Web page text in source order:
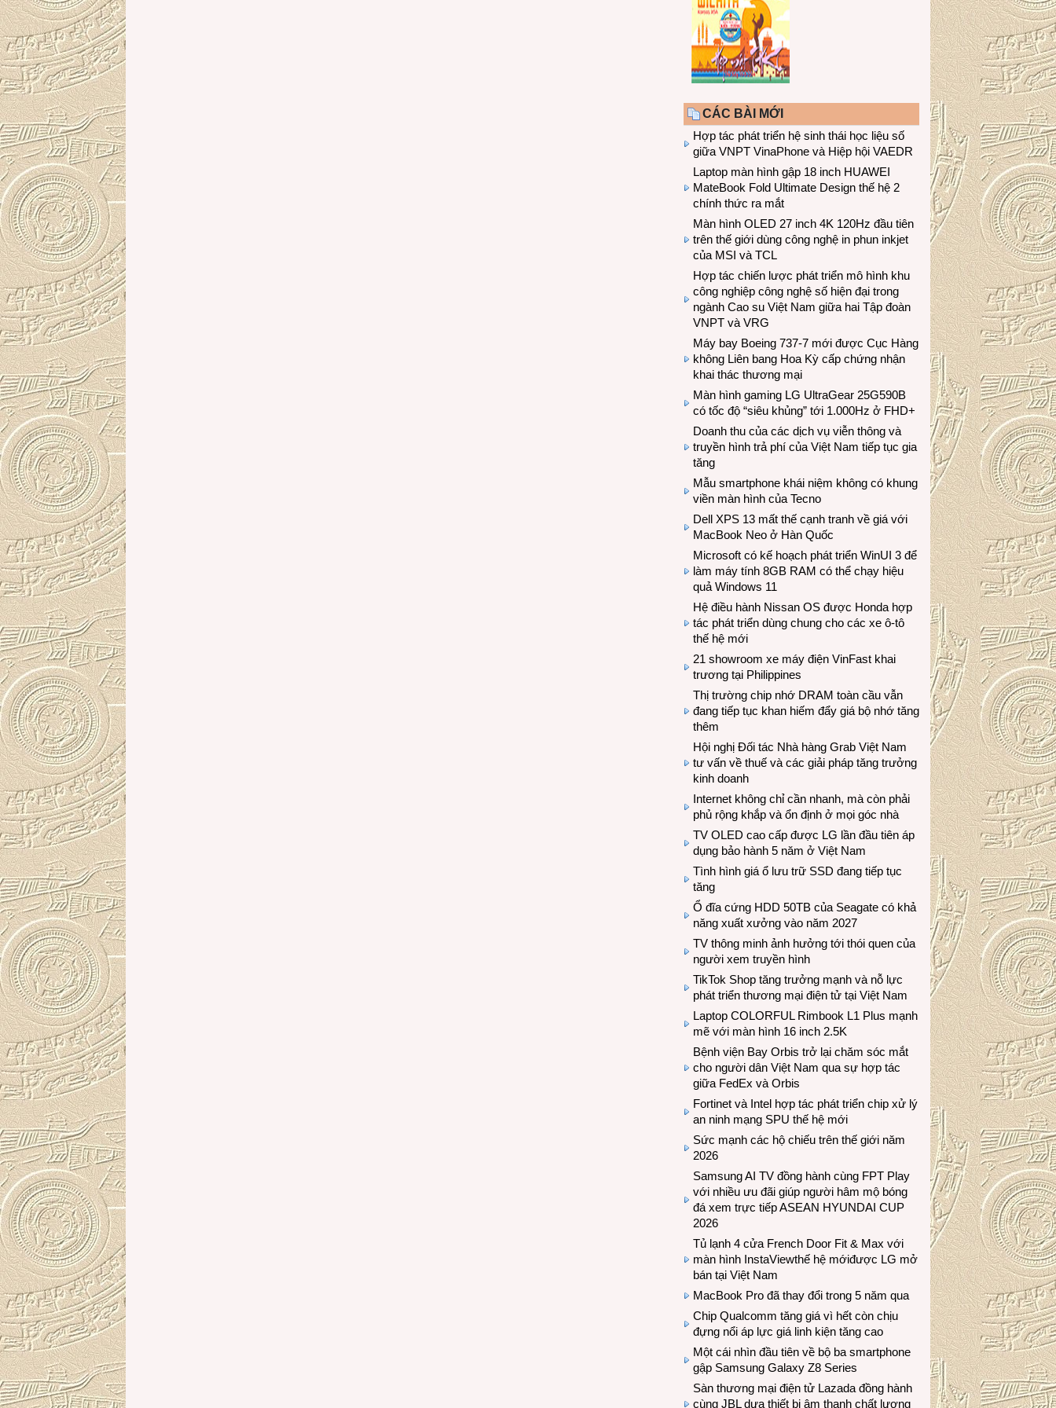
CÁC BÀI MỚI
Hợp tác phát triển hệ sinh thái học liệu số
giữa VNPT VinaPhone và Hiệp hội VAEDR
Laptop màn hình gập 18 inch HUAWEI
MateBook Fold Ultimate Design thế hệ 2
chính thức ra mắt
Màn hình OLED 27 inch 4K 120Hz đầu tiên
trên thế giới dùng công nghệ in phun inkjet
của MSI và TCL
Hợp tác chiến lược phát triển mô hình khu
công nghiệp công nghệ số hiện đại trong
ngành Cao su Việt Nam giữa hai Tập đoàn
VNPT và VRG
Máy bay Boeing 737-7 mới được Cục Hàng
không Liên bang Hoa Kỳ cấp chứng nhận
khai thác thương mại
Màn hình gaming LG UltraGear 25G590B
có tốc độ “siêu khủng” tới 1.000Hz ở FHD+
Doanh thu của các dịch vụ viễn thông và
truyền hình trả phí của Việt Nam tiếp tục gia
tăng
Mẫu smartphone khái niệm không có khung
viền màn hình của Tecno
Dell XPS 13 mất thế cạnh tranh về giá với
MacBook Neo ở Hàn Quốc
Microsoft có kế hoạch phát triển WinUI 3 để
làm máy tính 8GB RAM có thể chạy hiệu
quả Windows 11
Hệ điều hành Nissan OS được Honda hợp
tác phát triển dùng chung cho các xe ô-tô
thế hệ mới
21 showroom xe máy điện VinFast khai
trương tại Philippines
Thị trường chip nhớ DRAM toàn cầu vẫn
đang tiếp tục khan hiếm đẩy giá bộ nhớ tăng
thêm
Hội nghị Đối tác Nhà hàng Grab Việt Nam
tư vấn về thuế và các giải pháp tăng trưởng
kinh doanh
Internet không chỉ cần nhanh, mà còn phải
phủ rộng khắp và ổn định ở mọi góc nhà
TV OLED cao cấp được LG lần đầu tiên áp
dụng bảo hành 5 năm ở Việt Nam
Tình hình giá ổ lưu trữ SSD đang tiếp tục
tăng
Ổ đĩa cứng HDD 50TB của Seagate có khả
năng xuất xưởng vào năm 2027
TV thông minh ảnh hưởng tới thói quen của
người xem truyền hình
TikTok Shop tăng trưởng mạnh và nỗ lực
phát triển thương mại điện tử tại Việt Nam
Laptop COLORFUL Rimbook L1 Plus mạnh
mẽ với màn hình 16 inch 2.5K
Bệnh viện Bay Orbis trở lại chăm sóc mắt
cho người dân Việt Nam qua sự hợp tác
giữa FedEx và Orbis
Fortinet và Intel hợp tác phát triển chip xử lý
an ninh mạng SPU thế hệ mới
Sức mạnh các hộ chiếu trên thế giới năm
2026
Samsung AI TV đồng hành cùng FPT Play
với nhiều ưu đãi giúp người hâm mộ bóng
đá xem trực tiếp ASEAN HYUNDAI CUP
2026
Tủ lạnh 4 cửa French Door Fit & Max với
màn hình InstaViewthế hệ mớiđược LG mở
bán tại Việt Nam
MacBook Pro đã thay đổi trong 5 năm qua
Chip Qualcomm tăng giá vì hết còn chịu
đựng nổi áp lực giá linh kiện tăng cao
Một cái nhìn đầu tiên về bộ ba smartphone
gập Samsung Galaxy Z8 Series
Sàn thương mại điện tử Lazada đồng hành
cùng JBL dưa thiết bị âm thanh chất lượng